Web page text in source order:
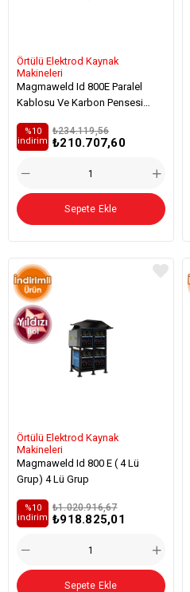
Örtülü Elektrod Kaynak
Makineleri
Magmaweld Id 800E Paralel
Kablosu Ve Karbon Pensesi
₺210.707,60
₺234.119,56
%10
i̇ndirim
Sepete Ekle
Örtülü Elektrod Kaynak
Makineleri
Magmaweld Id 800 E ( 4 Lü
Grup) 4 Lü Grup
₺918.825,01
₺1.020.916,67
%10
i̇ndirim
Sepete Ekle